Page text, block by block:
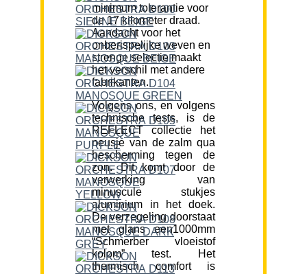
minimum tolerantie voor
de 17 kilometer draad.
Aandacht voor het
onberispelijke weven en
strenge selectie maakt
het verschil met andere
fabrikanten.
Volgens ons, en volgens
technische tests, is de
REFLECT collectie het
neusje van de zalm qua
bescherming tegen de
zon. Dit komt door de
verwerking van
minuscule stukjes
aluminium in het doek.
De verzegeling doorstaat
met glans een1000mm
“Schmerber vloeistof
kolom” test. Het
thermisch comfort is